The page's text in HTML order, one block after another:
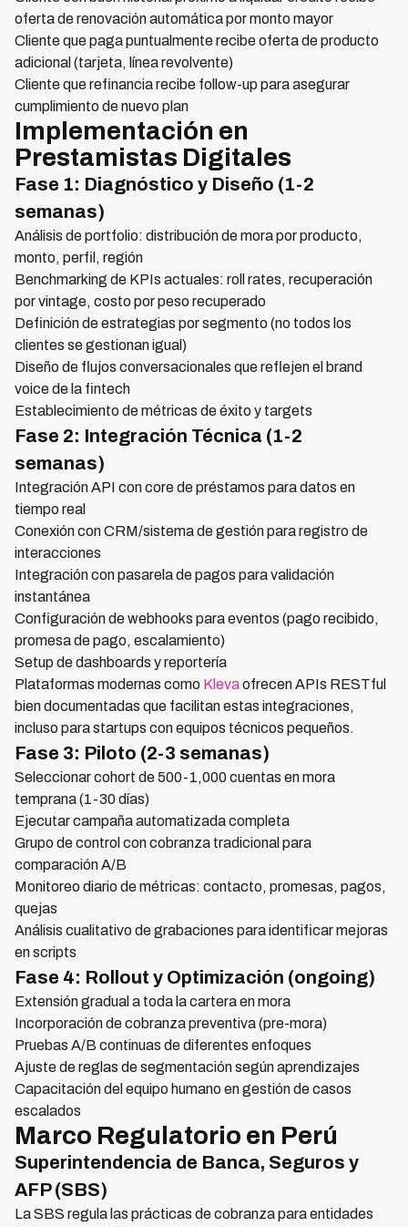
oferta de renovación automática por monto mayor
Cliente que paga puntualmente recibe oferta de producto
adicional (tarjeta, línea revolvente)
Cliente que refinancia recibe follow-up para asegurar
cumplimiento de nuevo plan
Implementación en
Prestamistas Digitales
Fase 1: Diagnóstico y Diseño (1-2
semanas)
Análisis de portfolio: distribución de mora por producto,
monto, perfil, región
Benchmarking de KPIs actuales: roll rates, recuperación
por vintage, costo por peso recuperado
Definición de estrategias por segmento (no todos los
clientes se gestionan igual)
Diseño de flujos conversacionales que reflejen el brand
voice de la fintech
Establecimiento de métricas de éxito y targets
Fase 2: Integración Técnica (1-2
semanas)
Integración API con core de préstamos para datos en
tiempo real
Conexión con CRM/sistema de gestión para registro de
interacciones
Integración con pasarela de pagos para validación
instantánea
Configuración de webhooks para eventos (pago recibido,
promesa de pago, escalamiento)
Setup de dashboards y reportería
Plataformas modernas como Klevaofrecen APIs RESTful
bien documentadas que facilitan estas integraciones,
incluso para startups con equipos técnicos pequeños.
Fase 3: Piloto (2-3 semanas)
Seleccionar cohort de 500-1,000 cuentas en mora
temprana (1-30 días)
Ejecutar campaña automatizada completa
Grupo de control con cobranza tradicional para
comparación A/B
Monitoreo diario de métricas: contacto, promesas, pagos,
quejas
Análisis cualitativo de grabaciones para identificar mejoras
en scripts
Fase 4: Rollout y Optimización (ongoing)
Extensión gradual a toda la cartera en mora
Incorporación de cobranza preventiva (pre-mora)
Pruebas A/B continuas de diferentes enfoques
Ajuste de reglas de segmentación según aprendizajes
Capacitación del equipo humano en gestión de casos
escalados
Marco Regulatorio en Perú
Superintendencia de Banca, Seguros y
AFP (SBS)
La SBS regula las prácticas de cobranza para entidades